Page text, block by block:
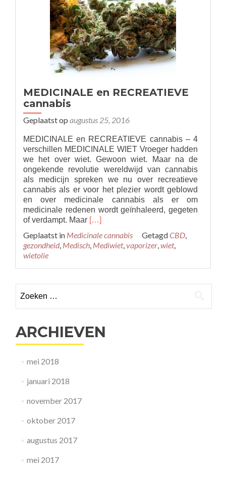
schadelijk!
MEDICINALE en RECREATIEVE
cannabis
Geplaatst op augustus 25, 2016
MEDICINALE en RECREATIEVE cannabis – 4
verschillen MEDICINALE WIET Vroeger hadden
we het over wiet. Gewoon wiet. Maar na de
ongekende revolutie wereldwijd van cannabis
als medicijn spreken we nu over recreatieve
cannabis als er voor het plezier wordt geblowd
en over medicinale cannabis als er om
medicinale redenen wordt geïnhaleerd, gegeten
of verdampt. Maar Read
about
MEDICINALE
RECREATIEVE
[…]
Geplaatst in Medicinale cannabis GetagdCBD
gezondheid, Medisch Mediwiet, vaporizer wiet,
wietolie
naar:
ARCHIEVEN
mei 2018
januari 2018
november 2017
oktober 2017
augustus 2017
mei 2017